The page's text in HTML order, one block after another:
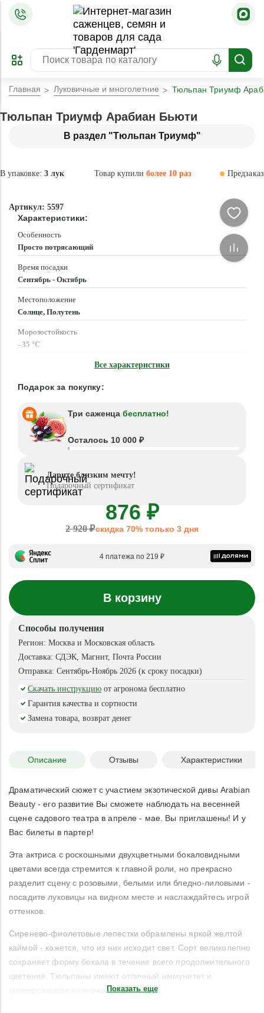
ПРЕДЗАКАЗ
ЗАБРОНИРОВАТЬ
ЛУЧШЕЕ
Главная Луковичные и многолетние Тюльпан Триумф
В раздел "Тюльпан Триумф"
Тюльпан Триумф Арабиан Бьюти
В упаковке: 3 лук Товар купили более 10 раз Предзаказ
–35 °
Артикул: 5597
Характеристики:
Особенность
Просто потрясающий
Время посадки
Сентябрь - Октябрь
Местоположение
Солнце, Полутень
Морозостойкость
–35 °C
Все характеристики
Подарок за покупку:
Три саженца бесплатно!
Осталось 10 000 ₽
Дарите близким мечту!
Подарочный сертификат
876 ₽
2 920 ₽скидка 70% только 3 дня
4 платежа по 219 ₽
В корзину
Способы получения
Регион: Москва и Московская область
Доставка: СДЭК, Магнит, Почта России
Отправка: Сентябрь-Ноябрь 2026 (к сроку посадки)
Скачать инструкцию от агронома бесплатно
Гарантия качества и сортности
Замена товара, возврат денег
Описание Отзывы Характеристики
Драматический сюжет с участием экзотической дивы Arabian
Beauty - его развитие Вы сможете наблюдать на весенней
сцене садового театра в апреле - мае. Вы приглашены! И у
Вас билеты в партер!
Эта актриса с роскошными двухцветными бокаловидными
цветами всегда стремится к главной роли, но прекрасно
разделит сцену с розовыми, белыми или бледно-лиловыми -
посадите луковицы на видном месте и наслаждайтесь игрой
оттенков.
Сиренево-фиолетовые лепестки обрамлены яркой желтой
каймой - кажется, что из них исходит свет. Сорт великолепно
сохраняет форму бокала в течение всего продолжительного
цветения. Тюльпаны имеют отличный иммунитет и
универсальное назначение.Показать еще